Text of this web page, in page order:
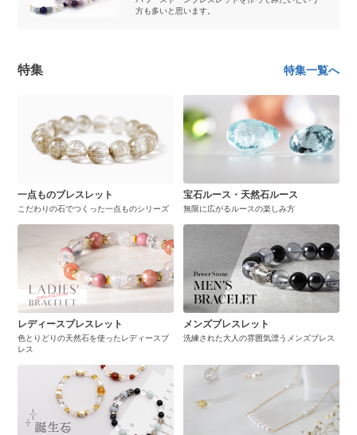
方も多いと思います。
特集 特集一覧へ
一点ものブレスレット
こだわりの石でつくった一点ものシリーズ
宝石ルース・天然石ルース
無限に広がるルースの楽しみ方
レディースブレスレット
色とりどりの天然石を使ったレディースブ
レス
メンズブレスレット
洗練された大人の雰囲気漂うメンズブレス